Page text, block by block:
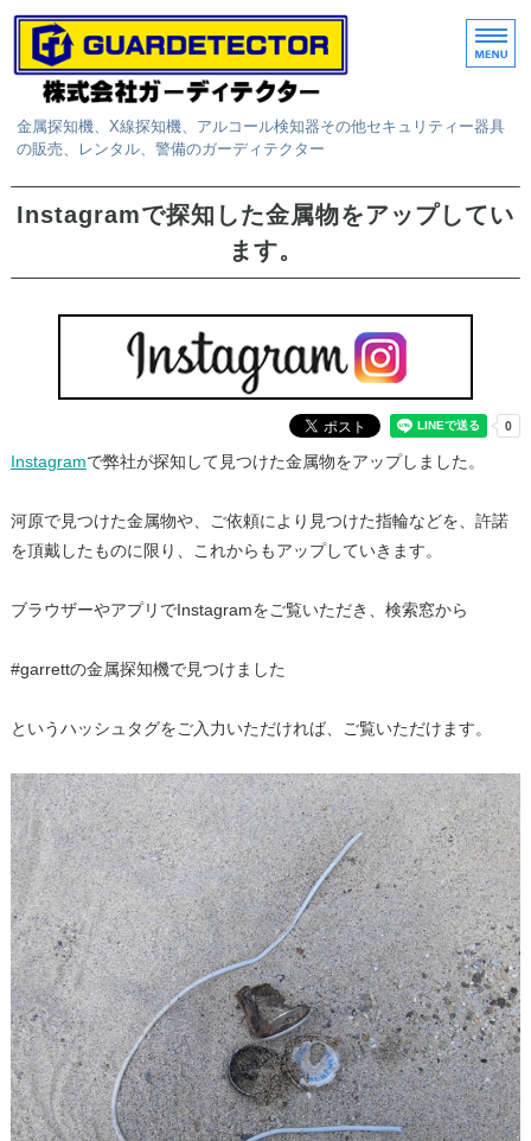
金属探知機、X線探知機、アルコール検知器その他セキュリティー器具
の販売、レンタル、警備のガーディテクター
Instagramで探知した金属物をアップしてい
ます。
Instagramで弊社が探知して見つけた金属物をアップしました。
河原で見つけた金属物や、ご依頼により見つけた指輪などを、許諾
を頂戴したものに限り、これからもアップしていきます。
ブラウザーやアプリでInstagramをご覧いただき、検索窓から
#garrettの金属探知機で見つけました
というハッシュタグをご入力いただければ、ご覧いただけます。